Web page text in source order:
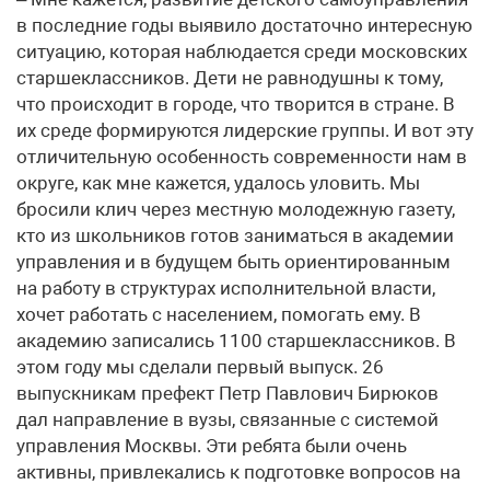
в последние годы выявило достаточно интересную
ситуацию, которая наблюдается среди московских
старшеклассников. Дети не равнодушны к тому,
что происходит в городе, что творится в стране. В
их среде формируются лидерские группы. И вот эту
отличительную особенность современности нам в
округе, как мне кажется, удалось уловить. Мы
бросили клич через местную молодежную газету,
кто из школьников готов заниматься в академии
управления и в будущем быть ориентированным
на работу в структурах исполнительной власти,
хочет работать с населением, помогать ему. В
академию записались 1100 старшеклассников. В
этом году мы сделали первый выпуск. 26
выпускникам префект Петр Павлович Бирюков
дал направление в вузы, связанные с системой
управления Москвы. Эти ребята были очень
активны, привлекались к подготовке вопросов на